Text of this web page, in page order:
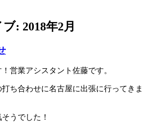
ブ: 2018年2月
営業アシスタント佐藤です。
ち合わせに名古屋に出張に行ってきま
うでした！